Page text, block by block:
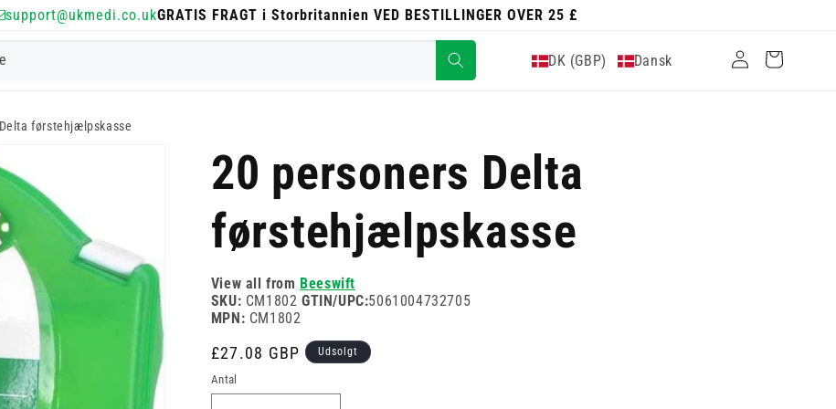
support@ukmedi.co.ukGRATIS FRAGT i Storbritannien VED BESTILLINGER OVER 25 £
DK (GBP) Dansk
Log
ind
Indkøbskurv
førstehjælpskasse
20 personers Delta
førstehjælpskasse
View all from Beeswift
SKU: CM1802 GTIN/UPC:5061004732705
MPN: CM1802
Normalpris
£27.08 GBP Udsolgt
Antal